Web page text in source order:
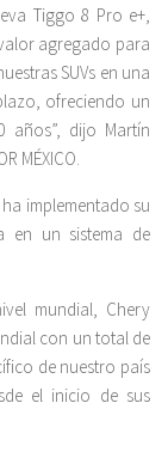
Tiggo 8 Pro e+,
agregado para
SUVs en una
ofreciendo un
dijo Martín
MÉXICO.
implementado su
en un sistema de
mundial, Chery
con un total de
de nuestro país
el inicio de sus